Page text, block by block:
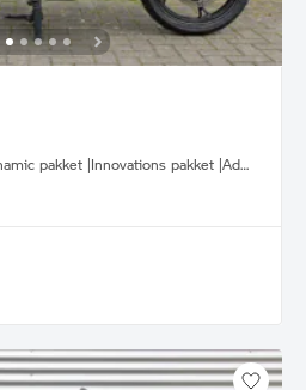
R 1300 GS |Touring & Dynamic pakket |Innovations pakket |Adaptieve rijhoogte hulp